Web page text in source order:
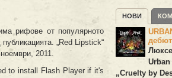
рифове от популярното
„Red Lipstick“
2011.
to install Flash Player if it's
НОВИ
„Cruelty by